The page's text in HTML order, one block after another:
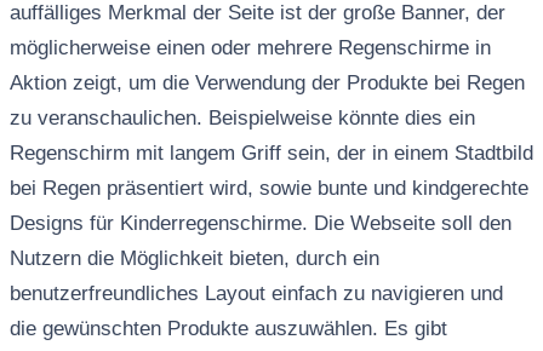
auffälliges Merkmal der Seite ist der große Banner, der
möglicherweise einen oder mehrere Regenschirme in
Aktion zeigt, um die Verwendung der Produkte bei Regen
zu veranschaulichen. Beispielweise könnte dies ein
Regenschirm mit langem Griff sein, der in einem Stadtbild
bei Regen präsentiert wird, sowie bunte und kindgerechte
Designs für Kinderregenschirme. Die Webseite soll den
Nutzern die Möglichkeit bieten, durch ein
benutzerfreundliches Layout einfach zu navigieren und
die gewünschten Produkte auszuwählen. Es gibt